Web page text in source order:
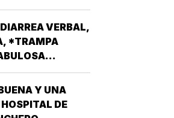
QUE
A
EN ALGUNO DE
HAY EN
MORENA,
VERBAL,
*TRAMPA
Y UNA
DE